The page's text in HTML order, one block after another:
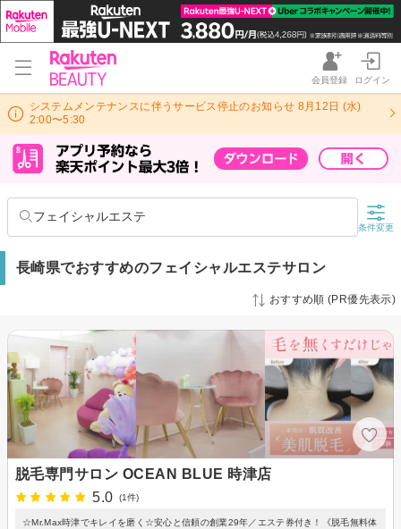
会員登録 ログイン
システムメンテナンスに伴うサービス停止のお知らせ 8月12日 (水)
2:00〜5:30
フェイシャルエステ
条件変更
長崎県でおすすめのフェイシャルエステサロン
おすすめ順 (PR優先表示)
脱毛専門サロン OCEAN BLUE 時津店
5.0
(1件)
☆Mr.Max時津でキレイを磨く☆安心と信頼の創業29年／エステ券付き！《脱毛無料体